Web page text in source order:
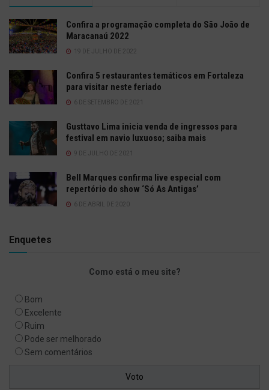
Confira a programação completa do São João de
Maracanaú 2022
19 DE JULHO DE 2022
Confira 5 restaurantes temáticos em Fortaleza
para visitar neste feriado
6 DE SETEMBRO DE 2021
Gusttavo Lima inicia venda de ingressos para
festival em navio luxuoso; saiba mais
9 DE JULHO DE 2021
Bell Marques confirma live especial com
repertório do show ‘Só As Antigas’
6 DE ABRIL DE 2020
Enquetes
Como está o meu site?
Bom
Excelente
Ruim
Pode ser melhorado
Sem comentários